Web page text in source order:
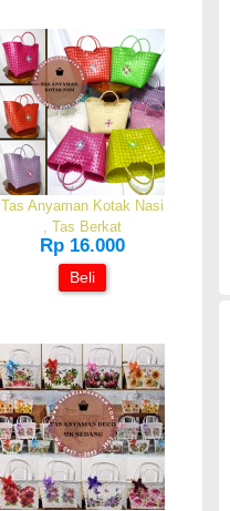
Tas Anyaman Kotak Nasi
, Tas Berkat
Rp 16.000
Beli